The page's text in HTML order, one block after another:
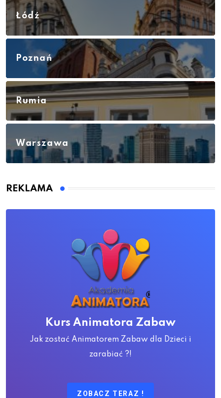
Łódź
Poznań
Rumia
Warszawa
REKLAMA
Kurs Animatora Zabaw
Jak zostać Animatorem Zabaw dla Dzieci i
zarabiać ?!
ZOBACZ TERAZ !